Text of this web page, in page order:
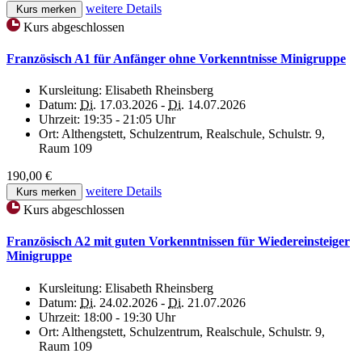
Kurs merken
weitere Details
Kurs abgeschlossen
Französisch A1 für Anfänger ohne Vorkenntnisse Minigruppe
Kursleitung: Elisabeth Rheinsberg
Datum: Di. 17.03.2026 - Di. 14.07.2026
Uhrzeit: 19:35 - 21:05 Uhr
Ort: Althengstett, Schulzentrum, Realschule, Schulstr. 9,
Raum 109
190,00 €
Kurs merken
weitere Details
Kurs abgeschlossen
Französisch A2 mit guten Vorkenntnissen für Wiedereinsteiger
Minigruppe
Kursleitung: Elisabeth Rheinsberg
Datum: Di. 24.02.2026 - Di. 21.07.2026
Uhrzeit: 18:00 - 19:30 Uhr
Ort: Althengstett, Schulzentrum, Realschule, Schulstr. 9,
Raum 109